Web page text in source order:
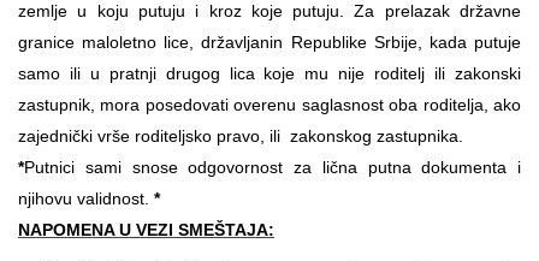
zemlje u koju putuju i kroz koje putuju. Za prelazak državne
granice maloletno lice, državljanin Republike Srbije, kada putuje
samo ili u pratnji drugog lica koje mu nije roditelj ili zakonski
zastupnik, mora posedovati overenu saglasnost oba roditelja, ako
zajednički vrše roditeljsko pravo, ili zakonskog zastupnika.
*Putnici sami snose odgovornost za lična putna dokumenta i
njihovu validnost. *
NAPOMENA U VEZI SMEŠTAJA: